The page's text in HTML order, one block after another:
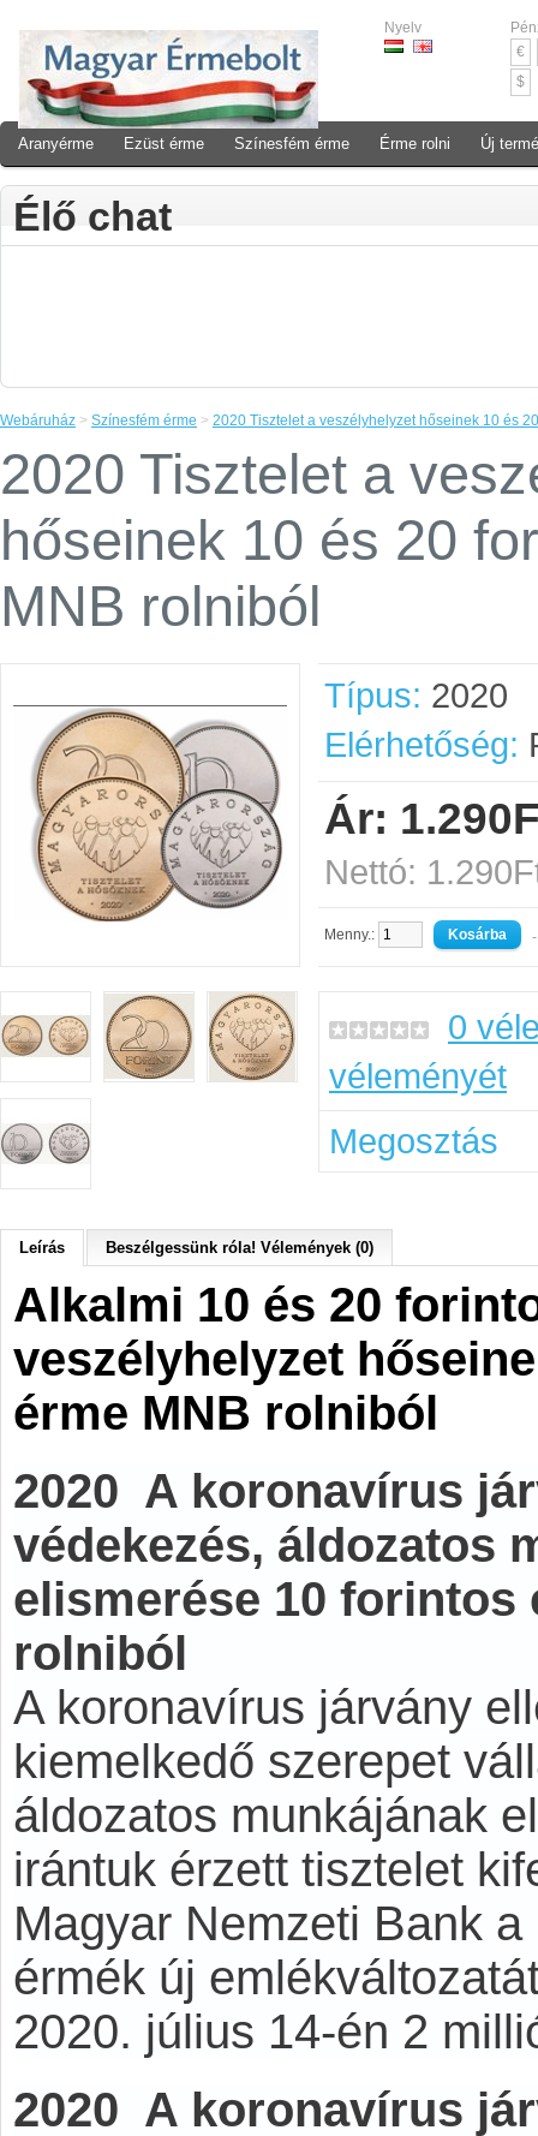
Nyelv
€
$
Aranyérme Ezüst érme Színesfém érme Érme rolni Új
Élő chat
Webáruház > Színesfém érme > 2020 Tisztelet a veszélyhelyzet hőseinek 10 és
2020 Tisztelet a
hőseinek 10 és 20
MNB rolniból
Típus: 2020
Elérhetőség:
Ár:
Nettó:
Menny.: -
0
véleményét
Megosztás
Leírás Beszélgessünk róla! Vélemények (0)
Alkalmi 10 és 20
veszélyhelyzet
érme MNB rolniból
2020 A koronavírus
védekezés, áldozatos
elismerése 10 forintos
rolniból
A koronavírus járvány
kiemelkedő szerepet
áldozatos munkájának
irántuk érzett tisztelet
Magyar Nemzeti Bank
érmék új
2020. július 14-én 2
2020 A koronavírus